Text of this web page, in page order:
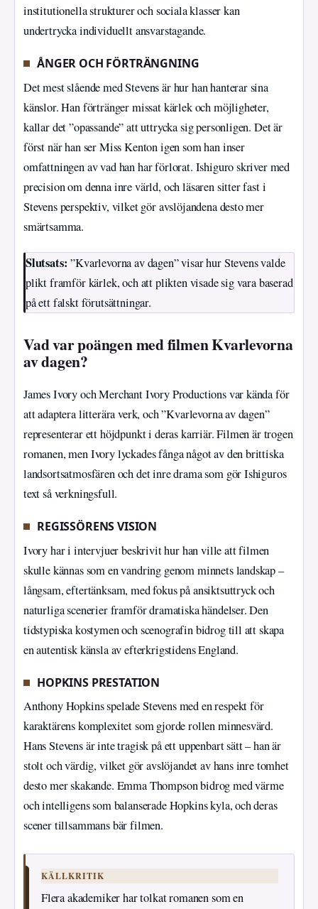
institutionella strukturer och sociala klasser kan
undertrycka individuellt ansvarstagande.
ÅNGER OCH FÖRTRÄNGNING
Det mest slående med Stevens är hur han hanterar sina
känslor. Han förtränger missat kärlek och möjligheter,
kallar det ”opassande” att uttrycka sig personligen. Det är
först när han ser Miss Kenton igen som han inser
omfattningen av vad han har förlorat. Ishiguro skriver med
precision om denna inre värld, och läsaren sitter fast i
Stevens perspektiv, vilket gör avslöjandena desto mer
smärtsamma.
Slutsats: ”Kvarlevorna av dagen” visar hur Stevens valde
plikt framför kärlek, och att plikten visade sig vara baserad
på ett falskt förutsättningar.
Vad var poängen med filmen Kvarlevorna
av dagen?
James Ivory och Merchant Ivory Productions var kända för
att adaptera litterära verk, och ”Kvarlevorna av dagen”
representerar ett höjdpunkt i deras karriär. Filmen är trogen
romanen, men Ivory lyckades fånga något av den brittiska
landsortsatmosfären och det inre drama som gör Ishiguros
text så verkningsfull.
REGISSÖRENS VISION
Ivory har i intervjuer beskrivit hur han ville att filmen
skulle kännas som en vandring genom minnets landskap –
långsam, eftertänksam, med fokus på ansiktsuttryck och
naturliga scenerier framför dramatiska händelser. Den
tidstypiska kostymen och scenografin bidrog till att skapa
en autentisk känsla av efterkrigstidens England.
HOPKINS PRESTATION
Anthony Hopkins spelade Stevens med en respekt för
karaktärens komplexitet som gjorde rollen minnesvärd.
Hans Stevens är inte tragisk på ett uppenbart sätt – han är
stolt och värdig, vilket gör avslöjandet av hans inre tomhet
desto mer skakande. Emma Thompson bidrog med värme
och intelligens som balanserade Hopkins kyla, och deras
scener tillsammans bär filmen.
KÄLLKRITIK
Flera akademiker har tolkat romanen som en